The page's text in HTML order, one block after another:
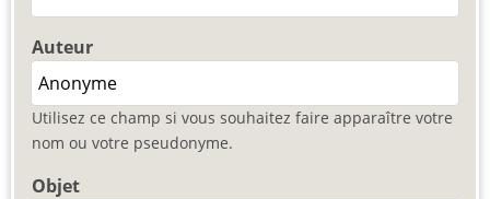
Auteur
Utilisez ce champ si vous souhaitez faire apparaître votre
nom ou votre pseudonyme.
Objet